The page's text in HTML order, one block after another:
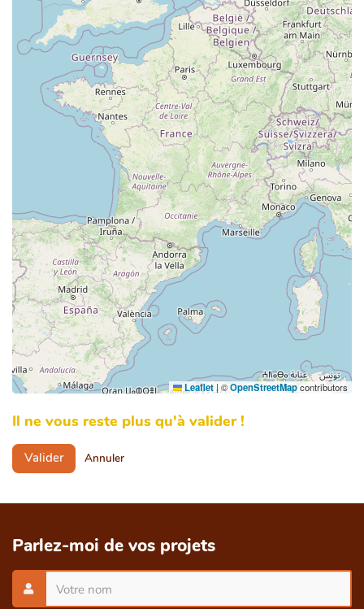
Leaflet|©OpenStreetMapcontributors
Il ne vous reste plus qu'à valider !
Valider Annuler
Parlez-moi de vos projets